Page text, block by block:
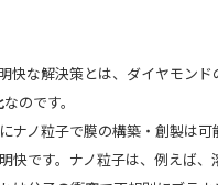
快な解決策とは、ダイヤモンド
なのです。
ナノ粒子で膜の構築・創製は可
快です。ナノ粒子は、例えば